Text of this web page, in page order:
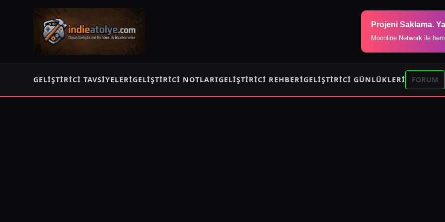
Projeni Saklama.
Moonline Network ile
GELIŞTIRICI TAVSIYELERIGELIŞTIRICI NOTLARIGELIŞTIRICI REHBERIGELIŞTIRICI GÜNLÜKLERI FORUM